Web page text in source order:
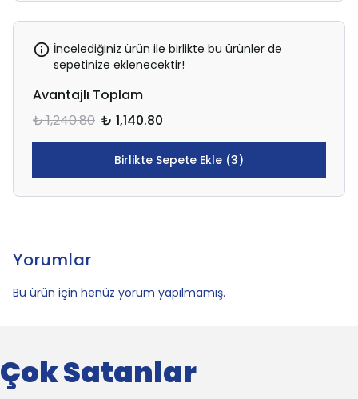
İncelediğiniz ürün ile birlikte bu ürünler de
sepetinize eklenecektir!
Avantajlı Toplam
₺ 1,240.80 ₺ 1,140.80
Birlikte Sepete Ekle (3)
Yorumlar
Bu ürün için henüz yorum yapılmamış.
Çok Satanlar